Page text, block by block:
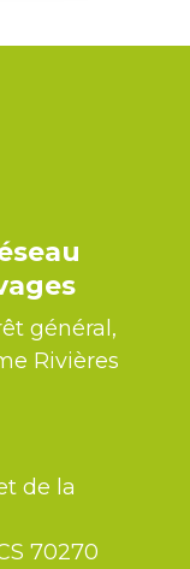
général,
Rivières
de la
70270